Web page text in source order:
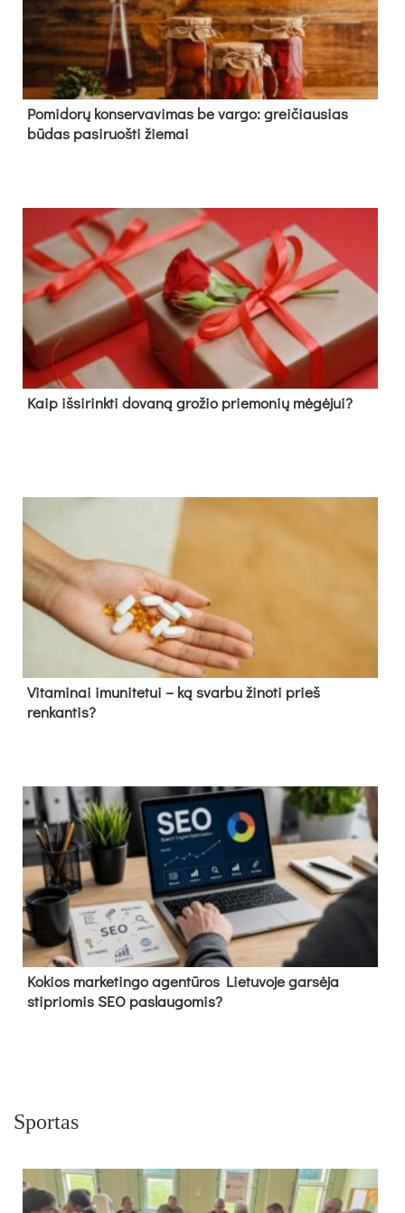
Pomidorų konservavimas be vargo: greičiausias
būdas pasiruošti žiemai
Kaip išsirinkti dovaną grožio priemonių mėgėjui?
Vitaminai imunitetui – ką svarbu žinoti prieš
renkantis?
Kokios marketingo agentūros Lietuvoje garsėja
stipriomis SEO paslaugomis?
Sportas